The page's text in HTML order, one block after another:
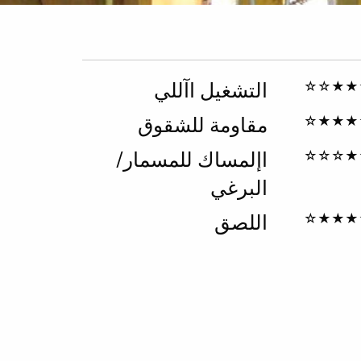
التشغيل اآللي
مقاومة للشقوق
اإلمساك للمسمار/
البرغي
اللصق